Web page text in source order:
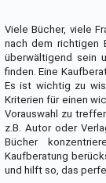
Viele Bücher, viele
nach dem richtigen
überwältigend sein
finden. Eine
Es ist wichtig zu
Kriterien für einen
Vorauswahl zu
z.B. Autor oder
Bücher
Kaufberatung
und hilft so, das